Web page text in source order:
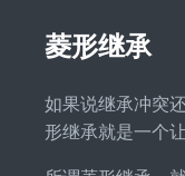
菱形继承
如果说继承冲突
形继承就是一个